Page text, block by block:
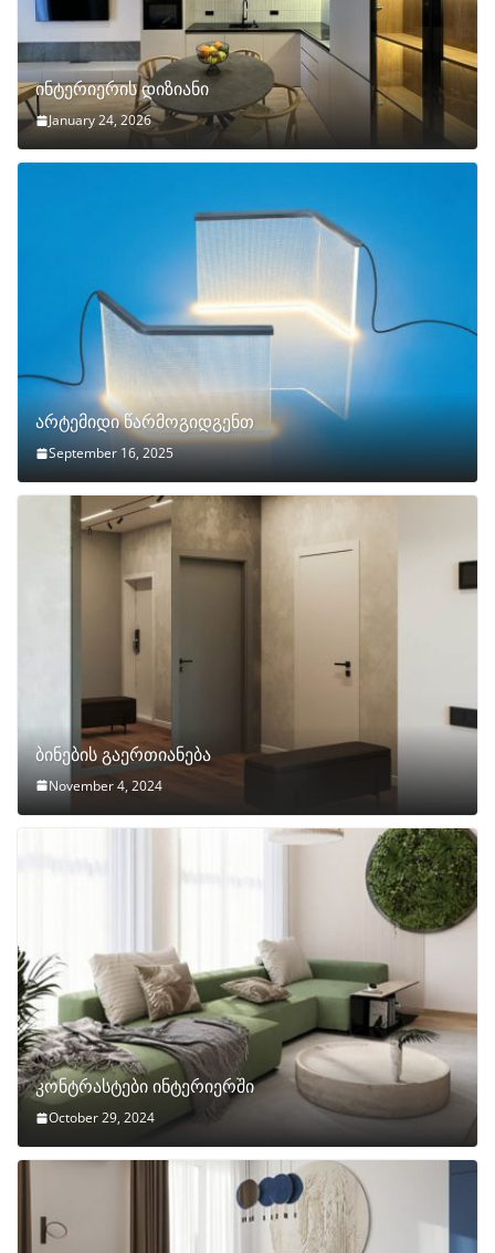
ინტერიერის დიზიანი
January 24, 2026
არტემიდი წარმოგიდგენთ
September 16, 2025
ბინების გაერთიანება
November 4, 2024
კონტრასტები ინტერიერში
October 29, 2024